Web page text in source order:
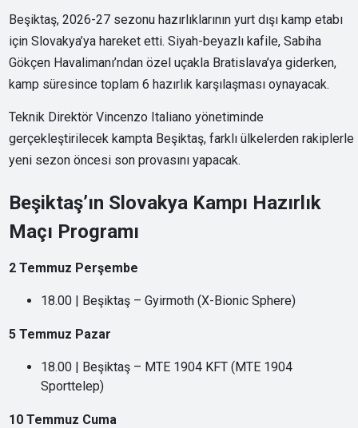
Beşiktaş, 2026-27 sezonu hazırlıklarının yurt dışı kamp etabı
için Slovakya’ya hareket etti. Siyah-beyazlı kafile, Sabiha
Gökçen Havalimanı’ndan özel uçakla Bratislava’ya giderken,
kamp süresince toplam 6 hazırlık karşılaşması oynayacak.
Teknik Direktör Vincenzo Italiano yönetiminde
gerçekleştirilecek kampta Beşiktaş, farklı ülkelerden rakiplerle
yeni sezon öncesi son provasını yapacak.
Beşiktaş’ın Slovakya Kampı Hazırlık
Maçı Programı
2 Temmuz Perşembe
18.00 | Beşiktaş – Gyirmoth (X-Bionic Sphere)
5 Temmuz Pazar
18.00 | Beşiktaş – MTE 1904 KFT (MTE 1904
Sporttelep)
10 Temmuz Cuma